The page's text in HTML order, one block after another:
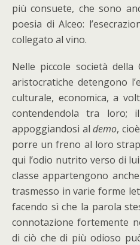
più consuete, che sono
poesia di Alceo:
collegato al vino.
Nelle piccole società della
aristocratiche detengono
culturale, economica, a
contendendola tra loro;
appoggiandosi al demo,
porre un freno al loro
qui l’odio nutrito verso di
classe appartengono
trasmesso in varie forme
facendo sì che la parola
connotazione fortemente
di ciò che di più odioso